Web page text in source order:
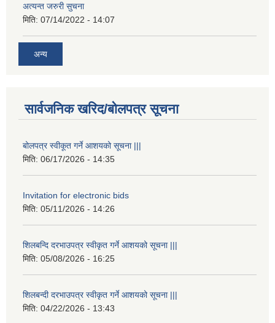
अत्यन्त जरुरी सुचना
मिति: 07/14/2022 - 14:07
अन्य
सार्वजनिक खरिद/बोलपत्र सूचना
बोलपत्र स्वीकूत गर्ने आशयको सूचना |||
मिति: 06/17/2026 - 14:35
Invitation for electronic bids
मिति: 05/11/2026 - 14:26
शिलबन्दि दरभाउपत्र स्वीकृत गर्ने आशयको सूचना |||
मिति: 05/08/2026 - 16:25
शिलबन्दी दरभाउपत्र स्वीकृत गर्ने आशयको सूचना |||
मिति: 04/22/2026 - 13:43